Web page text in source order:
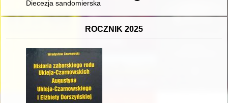
Diecezja sandomierska w latach II wojny światowej 1939-1945
ROCZNIK 2025